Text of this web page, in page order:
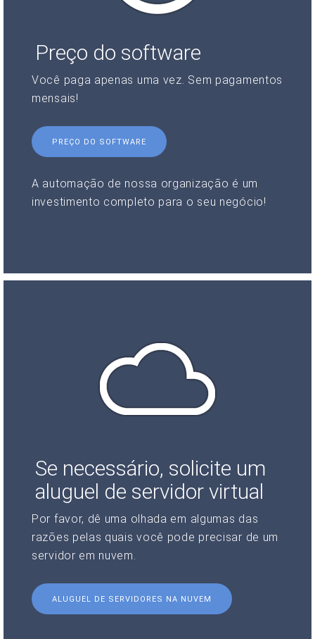
Preço do software
Você paga apenas uma vez. Sem pagamentos
mensais!
PREÇO DO SOFTWARE
A automação de nossa organização é um
investimento completo para o seu negócio!
Se necessário, solicite um
aluguel de servidor virtual
Por favor, dê uma olhada em algumas das
razões pelas quais você pode precisar de um
servidor em nuvem.
ALUGUEL DE SERVIDORES NA NUVEM